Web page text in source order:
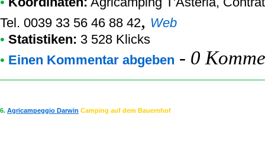
Tel. 0039 33 56 46 88 42, Web
• Statistiken: 3 528 Klicks
• Einen Kommentar abgeben - 0
6. Agricampeggio Darwin Camping auf dem Bauernhof